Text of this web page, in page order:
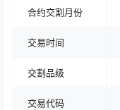
合约交割月份
交易时间
交割品级
交易代码